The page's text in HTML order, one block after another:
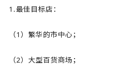
1.最佳目标店：
（1）繁华的市中心；
（2）大型百货商场；